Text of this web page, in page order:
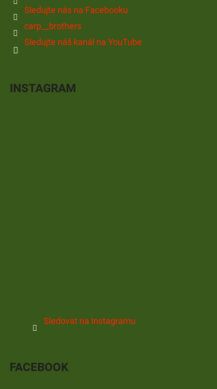
Sledujte nás na Facebooku
carp__brothers
Sledujte náš kanál na YouTube
INSTAGRAM
Sledovat na Instagramu
FACEBOOK